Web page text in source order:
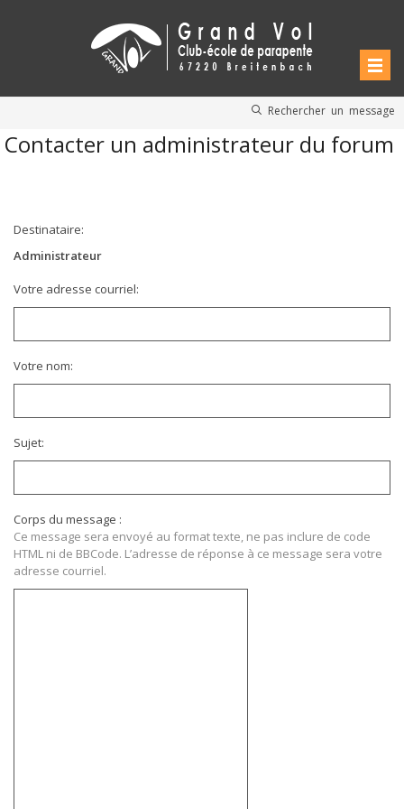
Rechercher un message
Contacter un administrateur du forum
Destinataire:
Administrateur
Votre adresse courriel:
Votre nom:
Sujet:
Corps du message :
Ce message sera envoyé au format texte, ne pas inclure de code
HTML ni de BBCode. L’adresse de réponse à ce message sera votre
adresse courriel.